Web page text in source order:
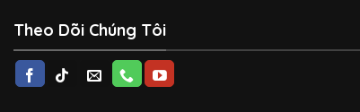
Theo Dõi Chúng Tôi